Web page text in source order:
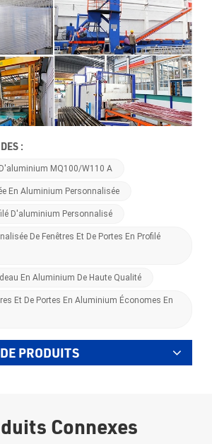
:
MQ100/W110 A
En Aluminium Personnalisée
D'aluminium Personnalisé
De Fenêtres Et De Portes En Profilé
En Aluminium De Haute Qualité
Et De Portes En Aluminium Économes En
PRODUITS
Connexes